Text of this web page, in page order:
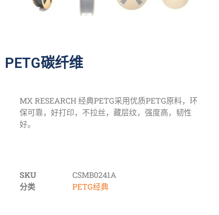
PETG碳纤维
MX RESEARCH 经典PETG采用优质PETG原料，环
保可靠，好打印，不拉丝，藏层纹，强度高，韧性
好。
SKU
CSMB0241A
分类
PETG经典